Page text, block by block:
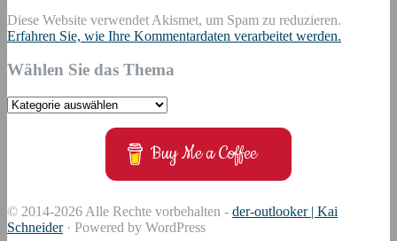
Diese Website verwendet Akismet, um Spam zu reduzieren.
Erfahren Sie, wie Ihre Kommentardaten verarbeitet werden.
Wählen Sie das Thema
Wählen
Buy Me a Coffee
© 2014-2026 Alle Rechte vorbehalten - der-outlooker | Kai
Schneider· Powered by WordPress